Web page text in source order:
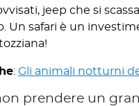
jeep che si
Un safari è un
: Gli animali notturni
prendere un